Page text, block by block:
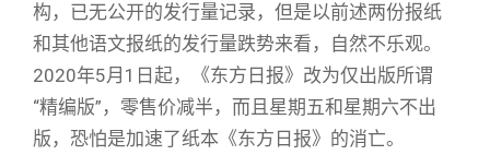
构，已无公开的发行量记录，但是以前述两份报纸
和其他语文报纸的发行量跌势来看，自然不乐观。
2020年5月1日起，《东方日报》改为仅出版所谓
“精编版”，零售价减半，而且星期五和星期六不出
版，恐怕是加速了纸本《东方日报》的消亡。